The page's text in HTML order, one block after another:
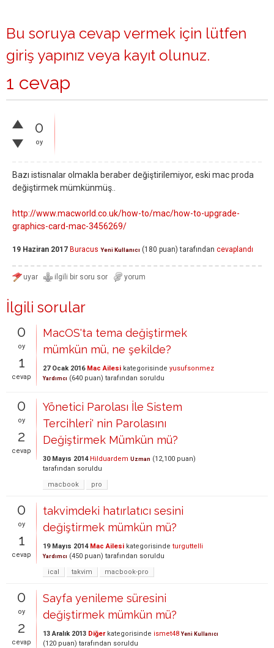
Bu soruya cevap vermek için lütfen
giriş yapınız veya kayıt olunuz.
1 cevap
0
oy
Bazı istisnalar olmakla beraber değiştirilemiyor, eski mac proda
değiştirmek mümkünmüş..
http://www.macworld.co.uk/how-to/mac/how-to-upgrade-
graphics-card-mac-3456269/
19 Haziran 2017 Buracus Yeni Kullanıcı (180 puan) tarafından cevaplandı
İlgili sorular
0
oy
1
cevap
MacOS'ta tema değiştirmek
mümkün mü, ne şekilde?
27 Ocak 2016 Mac Ailesi kategorisinde yusufsonmez
Yardımcı (640 puan) tarafından soruldu
0
oy
2
cevap
Yönetici Parolası İle Sistem
Tercihleri' nin Parolasını
Değiştirmek Mümkün mü?
30 Mayıs 2014 Hilduardem Uzman (12,100 puan)
tarafından soruldu
macbook
pro
0
oy
1
cevap
takvimdeki hatırlatıcı sesini
değiştirmek mümkün mü?
19 Mayıs 2014 Mac Ailesi kategorisinde turguttelli
Yardımcı (450 puan) tarafından soruldu
ical
takvim macbook-pro
0
oy
2
cevap
Sayfa yenileme süresini
değiştirmek mümkün mü?
13 Aralık 2013 Diğerkategorisinde ismet48 Yeni Kullanıcı
(120 puan) tarafından soruldu